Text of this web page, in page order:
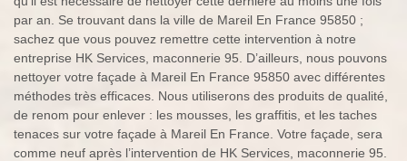
par an. Se trouvant dans la ville de Mareil En France 95850 ;
sachez que vous pouvez remettre cette intervention à notre
entreprise HK Services, maconnerie 95. D’ailleurs, nous pouvons
nettoyer votre façade à Mareil En France 95850 avec différentes
méthodes très efficaces. Nous utiliserons des produits de qualité,
de renom pour enlever : les mousses, les graffitis, et les taches
tenaces sur votre façade à Mareil En France. Votre façade, sera
comme neuf après l’intervention de HK Services, maconnerie 95.